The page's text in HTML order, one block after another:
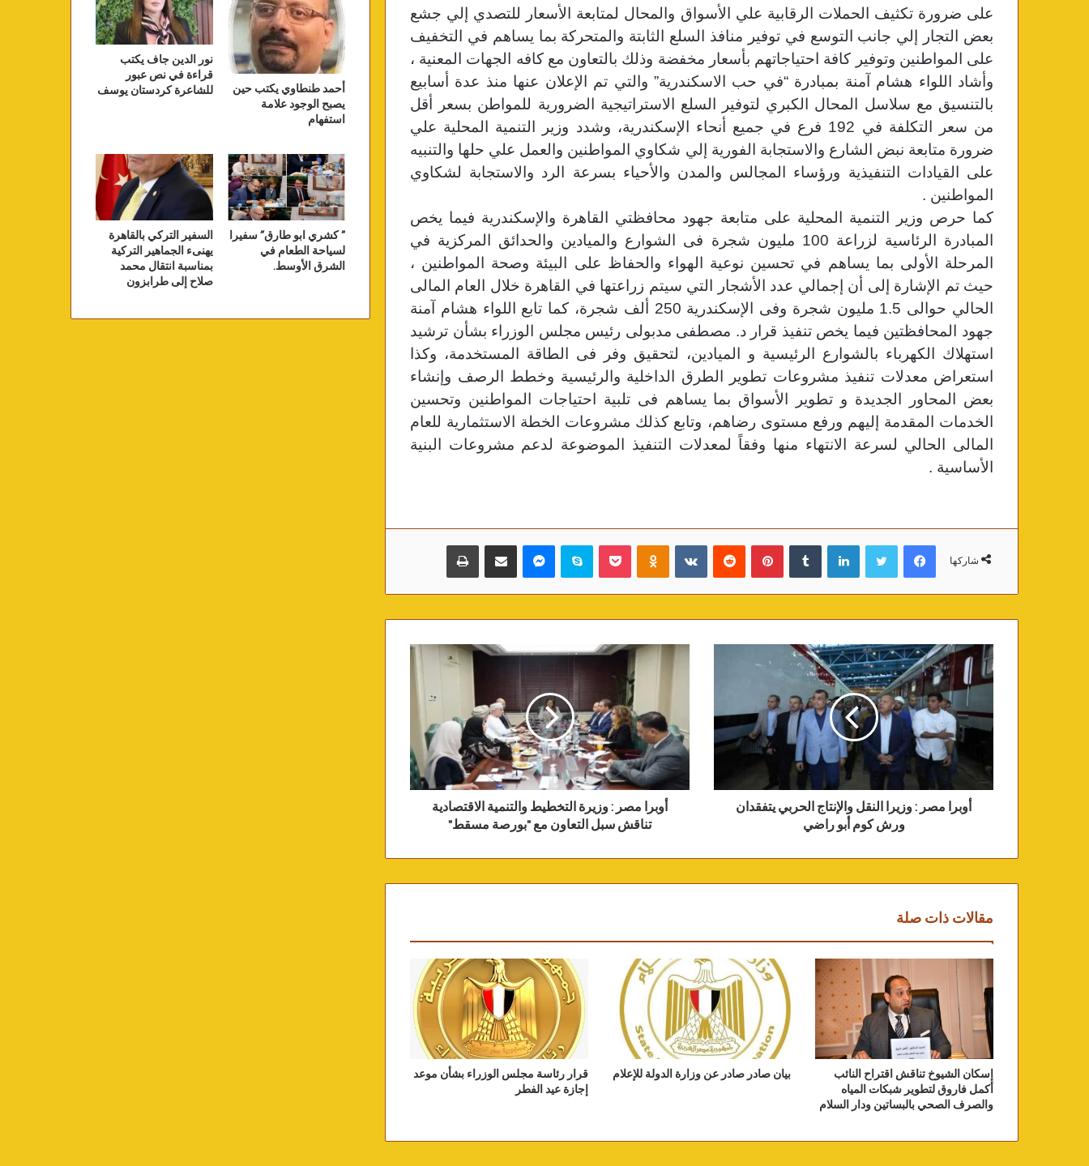
على ضرورة تكثيف الحملات الرقابية علي الأسواق والمحال لمتابعة الأسعار للتصدي إلي جشع
بعض التجار إلي جانب التوسع في توفير منافذ السلع الثابتة والمتحركة بما يساهم في التخفيف
على المواطنين وتوفير كافة احتياجاتهم بأسعار مخفضة وذلك بالتعاون مع كافه الجهات المعنية ،
وأشاد اللواء هشام آمنة بمبادرة “في حب الاسكندرية” والتي تم الإعلان عنها منذ عدة أسابيع
بالتنسيق مع سلاسل المحال الكبري لتوفير السلع الاستراتيجية الضرورية للمواطن بسعر أقل
من سعر التكلفة في 192 فرع في جميع أنحاء الإسكندرية، وشدد وزير التنمية المحلية علي
ضرورة متابعة نبض الشارع والاستجابة الفورية إلي شكاوي المواطنين والعمل علي حلها والتنبيه
على القيادات التنفيذية ورؤساء المجالس والمدن والأحياء بسرعة الرد والاستجابة لشكاوي
المواطنين .
كما حرص وزير التنمية المحلية على متابعة جهود محافظتي القاهرة والإسكندرية فيما يخص
المبادرة الرئاسية لزراعة 100 مليون شجرة فى الشوارع والميادين والحدائق المركزية في
المرحلة الأولى بما يساهم في تحسين نوعية الهواء والحفاظ على البيئة وصحة المواطنين ،
حيث تم الإشارة إلى أن إجمالي عدد الأشجار التي سيتم زراعتها في القاهرة خلال العام المالى
الحالي حوالى 1.5 مليون شجرة وفى الإسكندرية 250 ألف شجرة، كما تابع اللواء هشام آمنة
جهود المحافظتين فيما يخص تنفيذ قرار د. مصطفى مدبولى رئيس مجلس الوزراء بشأن ترشيد
استهلاك الكهرباء بالشوارع الرئيسية و الميادين، لتحقيق وفر فى الطاقة المستخدمة، وكذا
استعراض معدلات تنفيذ مشروعات تطوير الطرق الداخلية والرئيسية وخطط الرصف وإنشاء
بعض المحاور الجديدة و تطوير الأسواق بما يساهم فى تلبية احتياجات المواطنين وتحسين
الخدمات المقدمة إليهم ورفع مستوى رضاهم، وتابع كذلك مشروعات الخطة الاستثمارية للعام
المالى الحالي لسرعة الانتهاء منها وفقاً لمعدلات التنفيذ الموضوعة لدعم مشروعات البنية
الأساسية .
شاركها
فيسبوك لينكدإن بينتيريست بوكيت سكايب
أوبرا مصر : وزيرا النقل والإنتاج الحربي يتفقدان
ورش كوم أبو راضي
أوبرا مصر : وزيرة التخطيط والتنمية الاقتصادية
تناقش سبل التعاون مع "بورصة مسقط"
مقالات ذات صلة
إسكان الشيوخ تناقش اقتراح النائب
أكمل فاروق لتطوير شبكات المياه
والصرف الصحي بالبساتين ودار السلام
بيان صادر صادر عن وزارة الدولة للإعلام
قرار رئاسة مجلس الوزراء بشأن موعد
إجازة عيد الفطر
أحمد طنطاوي يكتب حين
يصبح الوجود علامة
استفهام
نور الدين جاف يكتب
قراءة في نص عبور
للشاعرة كردستان يوسف
” كشري ابو طارق” سفيرا
لسياحة الطعام في
الشرق الأوسط.
السفير التركي بالقاهرة
يهنىء الجماهير التركية
بمناسبة انتقال محمد
صلاح إلى طرابزون